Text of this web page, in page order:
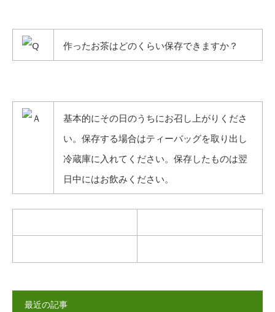
作ったお茶はどのくらい保存できますか？
基本的にその日のうちにお召し上がりくださ
い。保存する場合はティーバッグを取り出し
冷蔵庫に入れてください。保存したものは翌
日中にはお飲みください。
最近の記事